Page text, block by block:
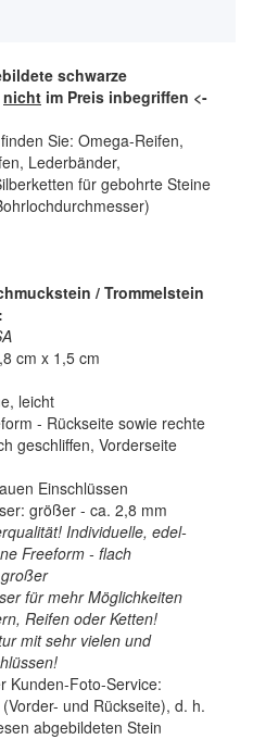
schwarze
nicht im Preis inbegriffen <-
Sie: Omega-Reifen,
Lederbänder,
für gebohrte Steine
/ Trommelstein
cm x 1,5 cm
leicht
- Rückseite sowie rechte
geschliffen, Vorderseite
Einschlüssen
größer - ca. 2,8 mm
Individuelle, edel-
Freeform - flach
für mehr Möglichkeiten
Reifen oder Ketten!
mit sehr vielen und
Kunden-Foto-Service:
und Rückseite), d. h.
abgebildeten Stein